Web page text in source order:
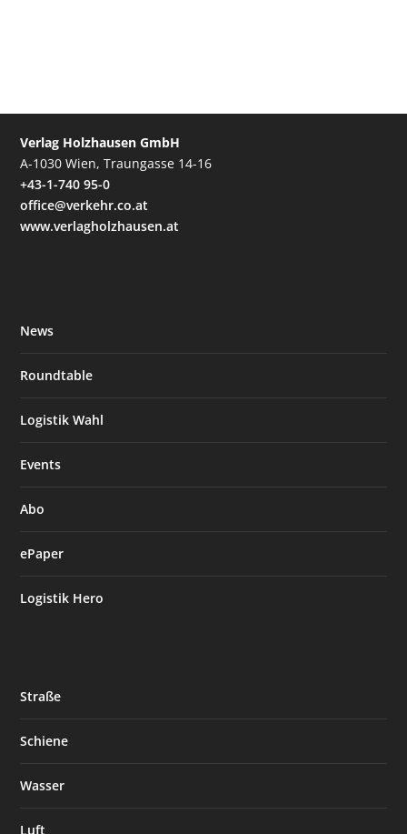
Verlag Holzhausen GmbH
A-1030 Wien, Traungasse 14-16
+43-1-740 95-0
office@verkehr.co.at
www.verlagholzhausen.at
News
Roundtable
Logistik Wahl
Events
Abo
ePaper
Logistik Hero
Straße
Schiene
Wasser
Luft